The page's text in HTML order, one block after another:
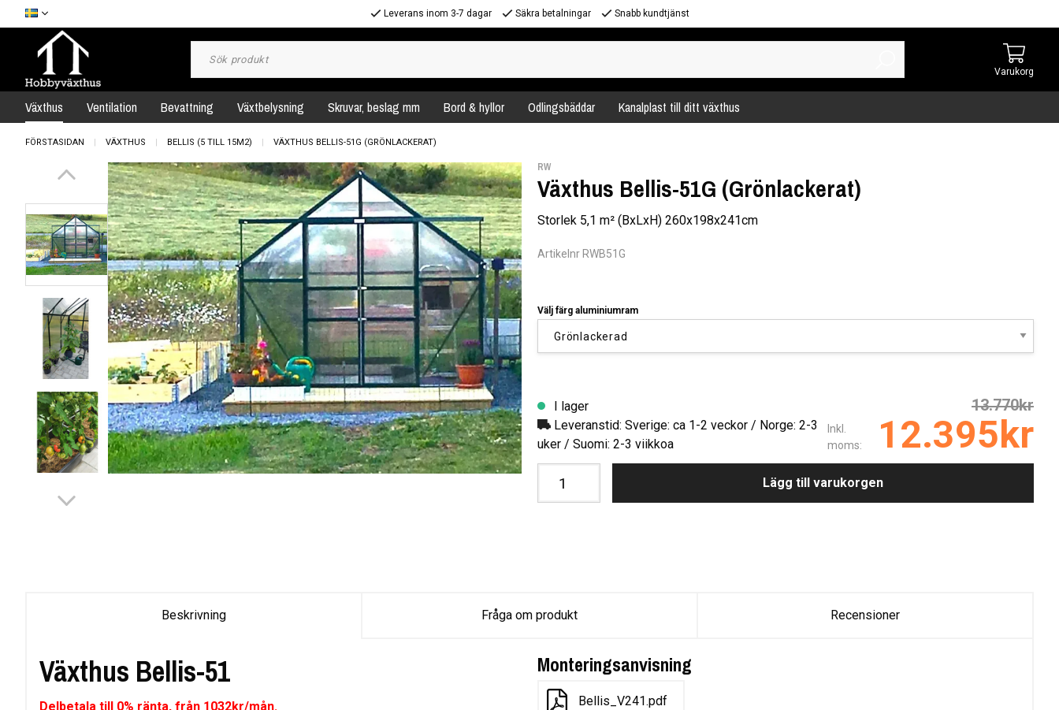
Leverans inom 3-7 dagar Säkra betalningar Snabb kundtjänst
Varukorg
Växthus Ventilation Bevattning Växtbelysning Skruvar, beslag mm Bord & hyllor Odlingsbäddar Kanalplast till ditt växthus
FÖRSTASIDAN VÄXTHUS BELLIS (5 TILL 15M2) VÄXTHUS BELLIS-51G (GRÖNLACKERAT)
RW
Växthus Bellis-51G (Grönlackerat)
Storlek 5,1 m² (BxLxH) 260x198x241cm
Artikelnr RWB51G
Välj färg aluminiumram
I lager
Leveranstid: Sverige: ca 1-2 veckor / Norge: 2-3
uker / Suomi: 2-3 viikkoa
Inkl.
moms:
13.770kr
12.395kr
Lägg till varukorgen
Beskrivning Fråga om produkt Recensioner
Växthus Bellis-51
Delbetala till 0% ränta, från 1032kr/mån.
Monteringsanvisning
Bellis_V241.pdf